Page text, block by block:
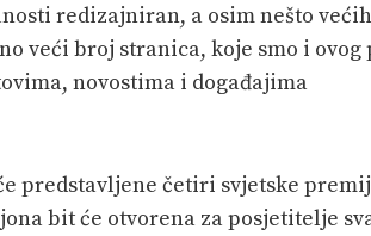
redizajniran, a osim nešto većih
veći broj stranica, koje smo i ovog
novostima i događajima
predstavljene četiri svjetske
bit će otvorena za posjetitelje